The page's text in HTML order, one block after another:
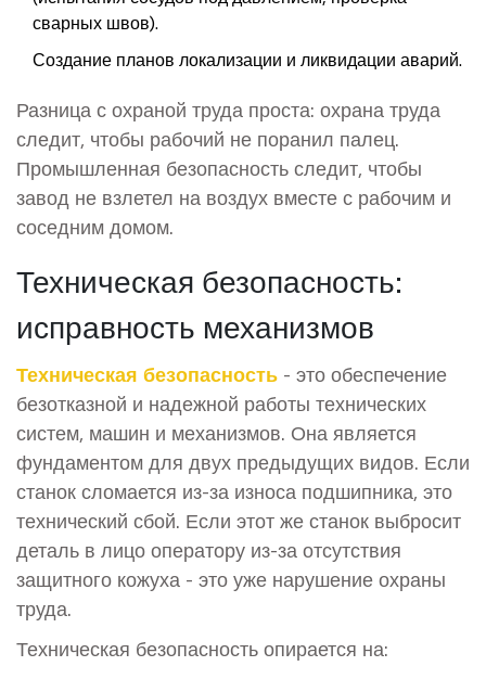
сварных швов).
Создание планов локализации и ликвидации аварий.
Разница с охраной труда проста: охрана труда
следит, чтобы рабочий не поранил палец.
Промышленная безопасность следит, чтобы
завод не взлетел на воздух вместе с рабочим и
соседним домом.
Техническая безопасность:
исправность механизмов
Техническая безопасность - это обеспечение
безотказной и надежной работы технических
систем, машин и механизмов. Она является
фундаментом для двух предыдущих видов. Если
станок сломается из-за износа подшипника, это
технический сбой. Если этот же станок выбросит
деталь в лицо оператору из-за отсутствия
защитного кожуха - это уже нарушение охраны
труда.
Техническая безопасность опирается на: